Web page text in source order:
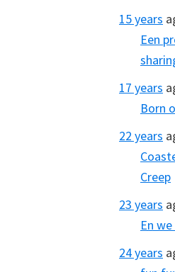
15 years
Een
17 years
Born
22 years
Creep
23 years
En
24 years